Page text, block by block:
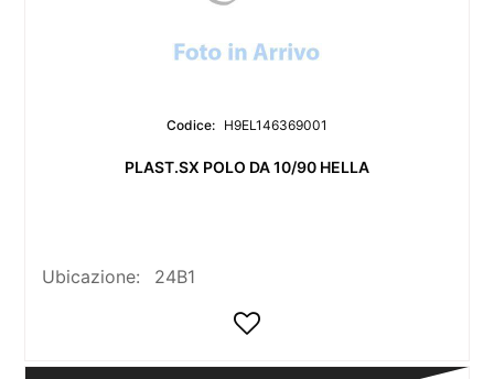
Codice: H9EL146369001
PLAST.SX POLO DA 10/90 HELLA
Ubicazione: 24B1